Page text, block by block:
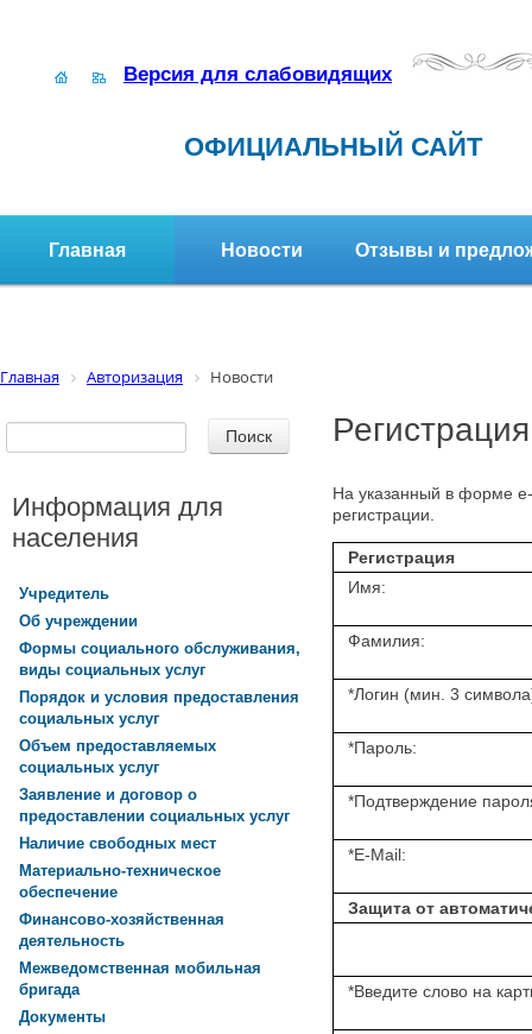
Версия для слабовидящих
ОФИЦИАЛЬНЫЙ САЙТ
Главная Новости Отзывы и
Главная Авторизация Новости
Регистрация
На указанный в форме
регистрации.
Регистрация
Имя:
Фамилия:
*Логин (мин. 3
*Пароль:
*Подтверждение
*E-Mail:
Защита от
*Введите слово на
Информация для
населения
Учредитель
Об учреждении
Формы социального обслуживания,
виды социальных услуг
Порядок и условия предоставления
социальных услуг
Объем предоставляемых
социальных услуг
Заявление и договор о
предоставлении социальных услуг
Наличие свободных мест
Материально-техническое
обеспечение
Финансово-хозяйственная
деятельность
Межведомственная мобильная
бригада
Документы